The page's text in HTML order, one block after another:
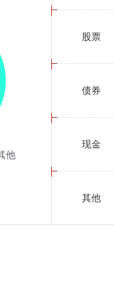
股票
债券
现金
其他